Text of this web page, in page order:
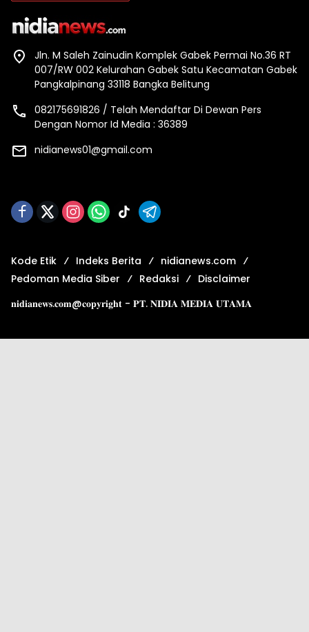
Jln. M Saleh Zainudin Komplek Gabek Permai No.36 RT
007/RW 002 Kelurahan Gabek Satu Kecamatan Gabek
Pangkalpinang 33118 Bangka Belitung
082175691826 / Telah Mendaftar Di Dewan Pers
Dengan Nomor Id Media : 36389
nidianews01@gmail.com
Kode Etik Indeks Berita
nidianews.com
Pedoman Media Siber
Redaksi
Disclaimer
𝐧𝐢𝐝𝐢𝐚𝐧𝐞𝐰𝐬.𝐜𝐨𝐦@𝐜𝐨𝐩𝐲𝐫𝐢𝐠𝐡𝐭 - 𝐏𝐓. 𝐍𝐈𝐃𝐈𝐀 𝐌𝐄𝐃𝐈𝐀 𝐔𝐓𝐀𝐌𝐀